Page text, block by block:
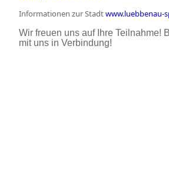
Informationen zur Stadtwww.luebbenau-
Wir freuen uns auf Ihre Teilnahme!
mit uns in Verbindung!